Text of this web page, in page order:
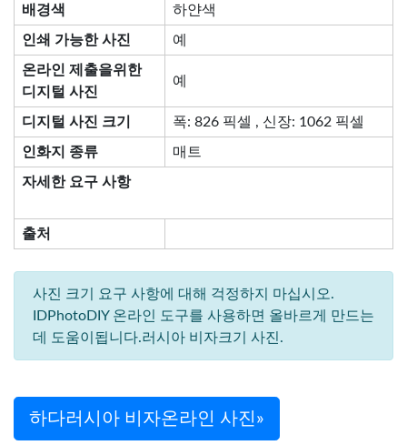
배경색 하얀색
인쇄 가능한 사진 예
온라인 제출을위한
디지털 사진
예
디지털 사진 크기 폭: 826 픽셀 , 신장: 1062 픽셀
인화지 종류 매트
자세한 요구 사항
출처
사진 크기 요구 사항에 대해 걱정하지 마십시오.
IDPhotoDIY 온라인 도구를 사용하면 올바르게 만드는
데 도움이됩니다.러시아 비자크기 사진.
하다러시아 비자온라인 사진»